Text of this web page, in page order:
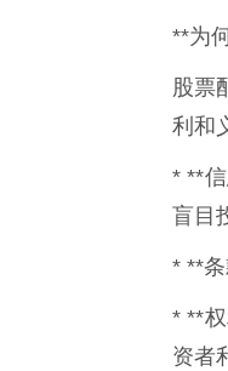
**为
股票
利和
* **
盲目
* **
* **
资者